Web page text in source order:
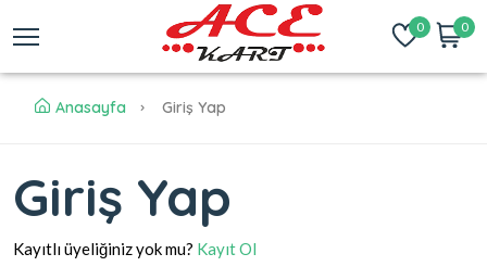
0 0
Anasayfa Giriş Yap
Giriş Yap
Kayıtlı üyeliğiniz yok mu? Kayıt Ol